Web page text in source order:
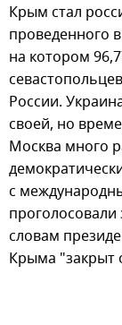
Крым стал
проведенного
на котором
России.
своей, но
Москва много
с
проголосовали
словам
Крыма "закрыт